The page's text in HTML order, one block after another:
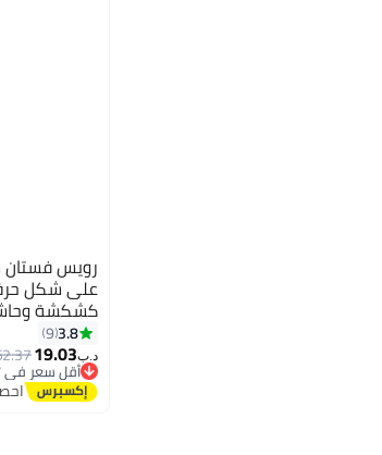
رويس فستان
كشكشة
تصل إلى
فاخرة،
مريحة عالية
الأضحى
3.8
9
د.ب‏19.03
أقل سعر في 7 يوم
أقل سعر في 7 يوم